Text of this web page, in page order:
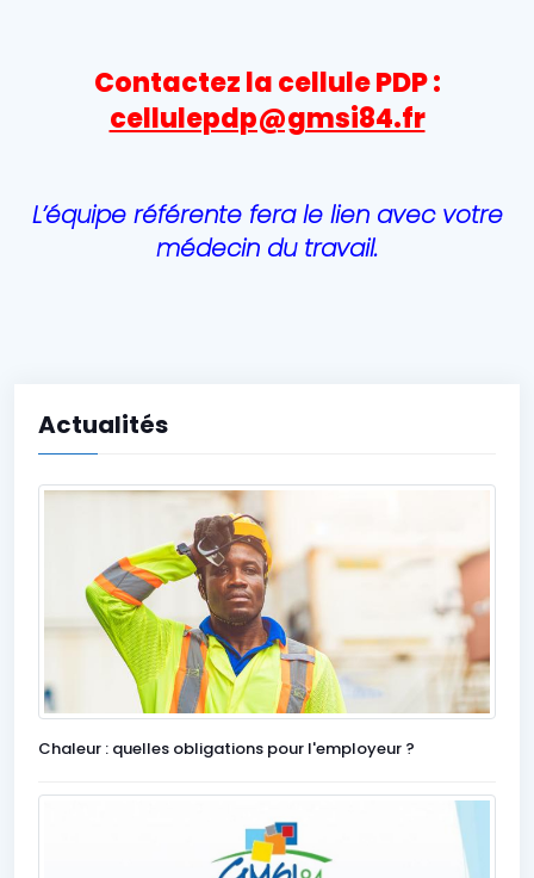
Contactez la cellule PDP :
cellulepdp@gmsi84.fr
L’équipe référente fera le lien avec votre
médecin du travail.
Actualités
Chaleur : quelles obligations pour l'employeur ?